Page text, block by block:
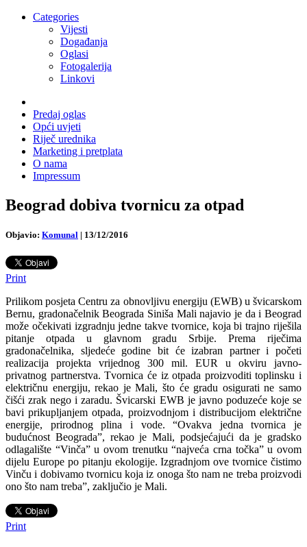
Categories
Vijesti
Događanja
Oglasi
Fotogalerija
Linkovi
Predaj oglas
Opći uvjeti
Riječ urednika
Marketing i pretplata
O nama
Impressum
Beograd dobiva tvornicu za otpad
Objavio: Komunal | 13/12/2016
Print
Prilikom posjeta Centru za obnovljivu energiju (EWB) u švicarskom
Bernu, gradonačelnik Beograda Siniša Mali najavio je da i Beograd
može očekivati izgradnju jedne takve tvornice, koja bi trajno riješila
pitanje otpada u glavnom gradu Srbije. Prema riječima
gradonačelnika, sljedeće godine bit će izabran partner i početi
realizacija projekta vrijednog 300 mil. EUR u okviru javno-
privatnog partnerstva. Tvornica će iz otpada proizvoditi toplinsku i
električnu energiju, rekao je Mali, što će gradu osigurati ne samo
čišći zrak nego i zaradu. Švicarski EWB je javno poduzeće koje se
bavi prikupljanjem otpada, proizvodnjom i distribucijom električne
energije, prirodnog plina i vode. “Ovakva jedna tvornica je
budućnost Beograda”, rekao je Mali, podsjećajući da je gradsko
odlagalište “Vinča” u ovom trenutku “najveća crna točka” u ovom
dijelu Europe po pitanju ekologije. Izgradnjom ove tvornice čistimo
Vinču i dobivamo tvornicu koja iz onoga što nam ne treba proizvodi
ono što nam treba”, zaključio je Mali.
Print